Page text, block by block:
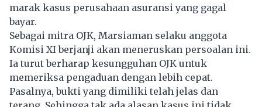
marak kasus perusahaan asuransi yang gagal
bayar.
Sebagai mitra OJK, Marsiaman selaku anggota
Komisi XI berjanji akan meneruskan persoalan ini.
Ia turut berharap kesungguhan OJK untuk
memeriksa pengaduan dengan lebih cepat.
Pasalnya, bukti yang dimiliki telah jelas dan